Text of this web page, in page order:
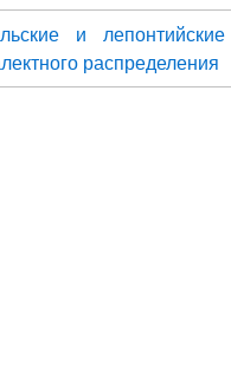
и
распределения